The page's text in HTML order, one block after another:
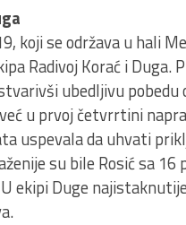
koji se održava u hali
Radivoj Korać i Duga.
ubedljivu
u prvoj četvrrtini
uspevala da uhvati
su bile Rosić sa 16
ekipi Duge